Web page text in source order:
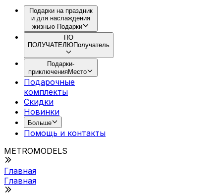
Подарки на праздник
и для наслаждения
жизнью Подарки
ПО
ПОЛУЧАТЕЛЮПолучатель
Подарки-
приключенияМесто
Подарочные
комплекты
Скидки
Новинки
Больше
Помощь и контакты
METROMODELS
Главная
Главная